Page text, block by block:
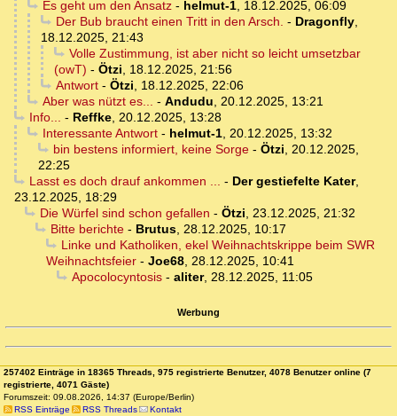
Es geht um den Ansatz- helmut-1, 18.12.2025, 06:09
Der Bub braucht einen Tritt in den Arsch. - Dragonfly,
18.12.2025, 21:43
Volle Zustimmung, ist aber nicht so leicht umsetzbar
(owT) - Ötzi, 18.12.2025, 21:56
Antwort- Ötzi, 18.12.2025, 22:06
Aber was nützt es... - Andudu, 20.12.2025, 13:21
Info... - Reffke, 20.12.2025, 13:28
Interessante Antwort- helmut-1, 20.12.2025, 13:32
bin bestens informiert, keine Sorge- Ötzi, 20.12.2025,
22:25
Lasst es doch drauf ankommen ... - Der gestiefelte Kater,
23.12.2025, 18:29
Die Würfel sind schon gefallen - Ötzi, 23.12.2025, 21:32
Bitte berichte- Brutus, 28.12.2025, 10:17
Linke und Katholiken, ekel Weihnachtskrippe beim SWR
Weihnachtsfeier - Joe68, 28.12.2025, 10:41
Apocolocyntosis- aliter, 28.12.2025, 11:05
Werbung
257402 Einträge in 18365 Threads, 975 registrierte Benutzer, 4078 Benutzer online (7
registrierte, 4071 Gäste)
Forumszeit: 09.08.2026, 14:37 (Europe/Berlin)
RSS Einträge
RSS Threads Kontakt